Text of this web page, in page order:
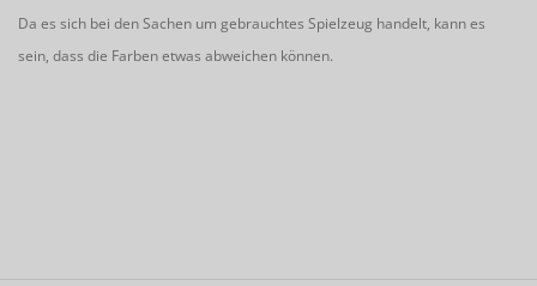
Da es sich bei den Sachen um gebrauchtes Spielzeug handelt, kann es
sein, dass die Farben etwas abweichen können.